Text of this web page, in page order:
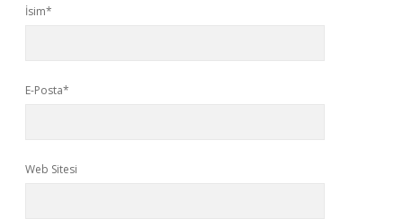
İsim*
E-Posta*
Web Sitesi